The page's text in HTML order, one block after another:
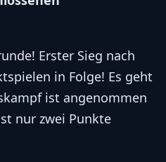
Erster Sieg nach
in Folge! Es geht
ist angenommen
nur zwei Punkte